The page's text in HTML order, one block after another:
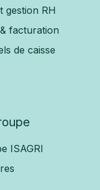
gestion RH
facturation
de caisse
ISAGRI